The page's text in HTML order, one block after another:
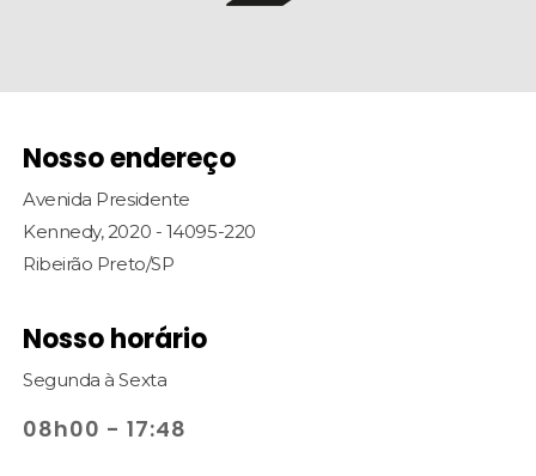
Nosso endereço
Avenida Presidente
Kennedy, 2020 - 14095-220
Ribeirão Preto/SP
Nosso horário
Segunda à Sexta
08h00 - 17:48